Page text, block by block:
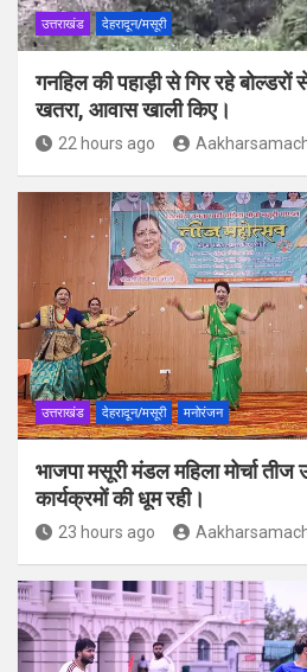
उत्तराखंड देहरादून/मसूरी
गनहिल की पहाड़ी से गिर रहे बोल्डरों
खतरा, आवास खाली किए।
22 hours ago
उत्तराखंड देहरादून/मसूरी मनोरंजन
भाजपा मसूरी मंडल महिला मोर्चा
कार्यक्रमों की धूम रही।
23 hours ago